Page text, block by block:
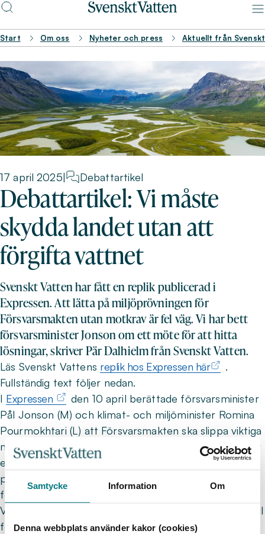
Samtycke Information Om
Denna webbplats använder kakor (cookies)
Start Om oss Nyheter och press Aktuellt från
17 april 2025| Debattartikel
Debattartikel: Vi måste
skydda landet utan att
förgifta vattnet
Svenskt Vatten har fått en replik publicerad i
Expressen. Att lätta på miljöprövningen för
Försvarsmakten utan motkrav är fel väg. Vi har bett
försvarsminister Jonson om ett möte för att hitta
lösningar, skriver Pär Dalhielm från Svenskt Vatten.
Läs Svenskt Vattens replik hos Expressen här
.
Fullständig text följer nedan.
I Expressen
den 10 april berättade försvarsminister
Pål Jonson (M) och klimat- och miljöminister Romina
Pourmokhtari (L) att Försvarsmakten ska slippa viktiga
miljökrav för att kunna öva mer. Vi förstår behovet av
ett starkt försvar, men vi måste kunna skydda landet
på ett sätt som säkerställer att vi inte samtidigt
förgiftar det.
Varje dag kämpar kommuner, myndigheter och hushåll
för att stärka Sveriges motståndskraft, vårt